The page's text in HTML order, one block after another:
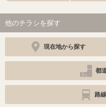
他のチラシを探す
現在地から探す
都
路